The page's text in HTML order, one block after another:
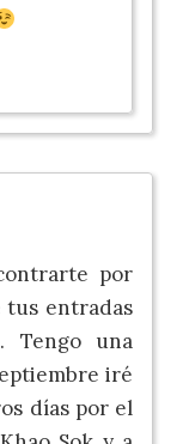
por
tus entradas
Tengo una
iré
días por el